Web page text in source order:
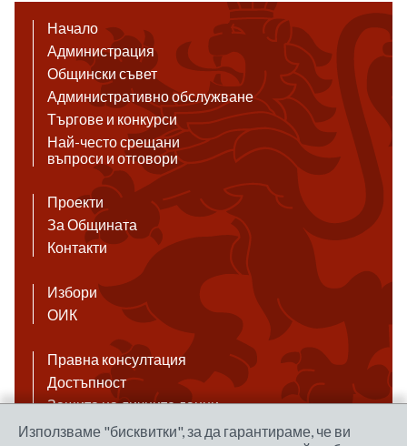
Начало
Администрация
Общински съвет
Административно обслужване
Търгове и конкурси
Най-често срещани
въпроси и отговори
Проекти
За Общината
Контакти
Избори
ОИК
Правна консултация
Достъпност
Защита на личните данни
Антикорупция
Използваме "бисквитки", за да гарантираме, че ви